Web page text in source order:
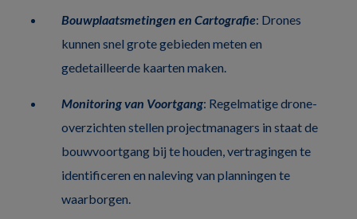
Bouwplaatsmetingen en Cartografie: Drones
kunnen snel grote gebieden meten en
gedetailleerde kaarten maken.
Monitoring van Voortgang: Regelmatige drone-
overzichten stellen projectmanagers in staat de
bouwvoortgang bij te houden, vertragingen te
identificeren en naleving van planningen te
waarborgen.